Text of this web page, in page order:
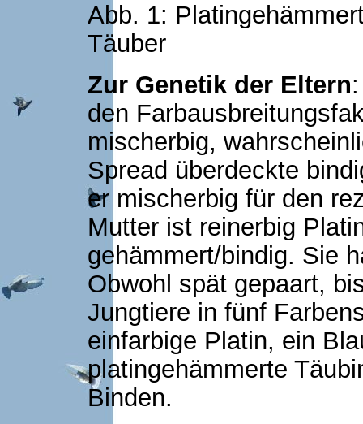
Abb. 1:
Täuber
Zur Genetik der Eltern
den
mischerbig,
Spread überdeckte
er mischerbig für den
Mutter ist reinerbig
gehämmert/bindig. Sie
Obwohl spät gepaart,
Jungtiere in fünf
einfarbige Platin, ein
platingehämmerte
Binden.